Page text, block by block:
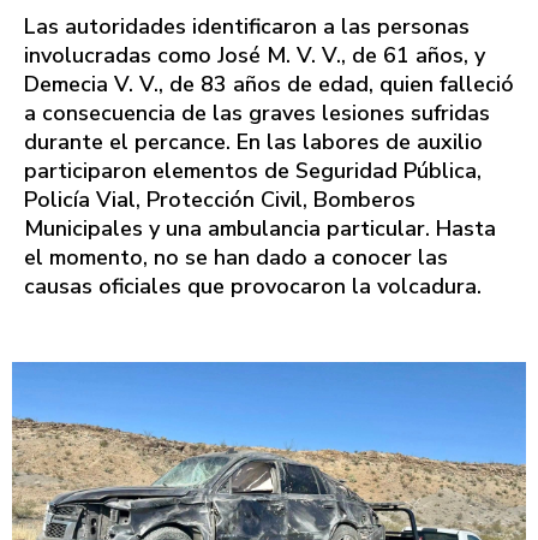
Las autoridades identificaron a las personas
involucradas como José M. V. V., de 61 años, y
Demecia V. V., de 83 años de edad, quien falleció
a consecuencia de las graves lesiones sufridas
durante el percance. En las labores de auxilio
participaron elementos de Seguridad Pública,
Policía Vial, Protección Civil, Bomberos
Municipales y una ambulancia particular. Hasta
el momento, no se han dado a conocer las
causas oficiales que provocaron la volcadura.